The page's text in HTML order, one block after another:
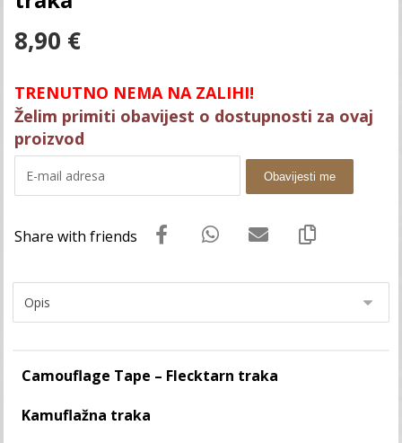
8,90 €
TRENUTNO NEMA NA ZALIHI!
Želim primiti obavijest o dostupnosti za ovaj
proizvod
Obavijesti me
Camouflage Tape – Flecktarn traka
Kamuflažna traka